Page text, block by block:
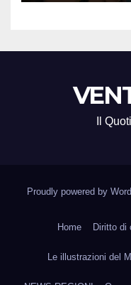
Il
Proudly powered by
Home Diritto di
Le illustrazioni del